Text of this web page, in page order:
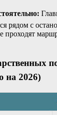
рядом с
проходят
на 2026)